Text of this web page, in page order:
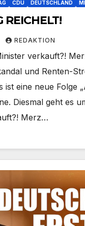
CDU DEUTSCHLAND
REICHELT!
REDAKTION
verkauft?!
und Renten-
ist eine neue Folge
Diesmal geht es
Merz…